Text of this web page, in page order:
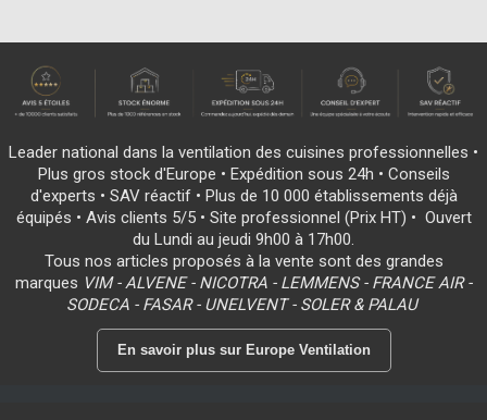
Leader national dans la ventilation des cuisines professionnelles •
Plus gros stock d'Europe • Expédition sous 24h • Conseils
d'experts • SAV réactif • Plus de 10 000 établissements déjà
équipés • Avis clients 5/5 • Site professionnel (Prix HT) • Ouvert
du Lundi au jeudi 9h00 à 17h00.
Tous nos articles proposés à la vente sont des grandes
marques VIM - ALVENE - NICOTRA - LEMMENS - FRANCE AIR -
SODECA - FASAR - UNELVENT - SOLER & PALAU
En savoir plus sur Europe Ventilation